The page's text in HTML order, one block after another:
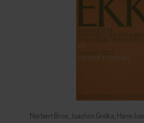
Norbert Brox, Joachim Gnilka, Hans-